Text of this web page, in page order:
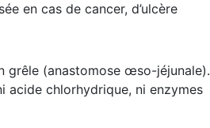
en cas de cancer, d’ulcère
grêle (anastomose œso-jéjunale).
acide chlorhydrique, ni enzymes